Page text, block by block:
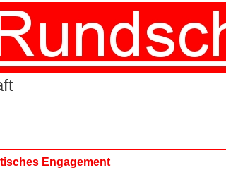
Engagement